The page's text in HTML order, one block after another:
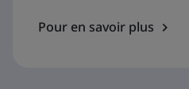
Pour en savoir plus